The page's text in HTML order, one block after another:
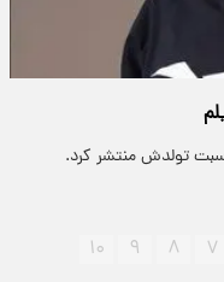
تولدش منتشر کرد.
۷ ۸ ۹ ۱۰